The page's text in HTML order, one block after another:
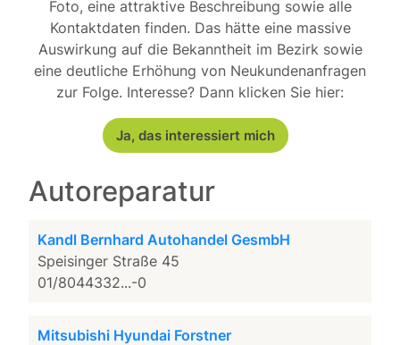
Foto, eine attraktive Beschreibung sowie alle
Kontaktdaten finden. Das hätte eine massive
Auswirkung auf die Bekanntheit im Bezirk sowie
eine deutliche Erhöhung von Neukundenanfragen
zur Folge. Interesse? Dann klicken Sie hier:
Ja, das interessiert mich
Autoreparatur
Kandl Bernhard Autohandel GesmbH
Speisinger Straße 45
01/8044332...-0
Mitsubishi Hyundai Forstner